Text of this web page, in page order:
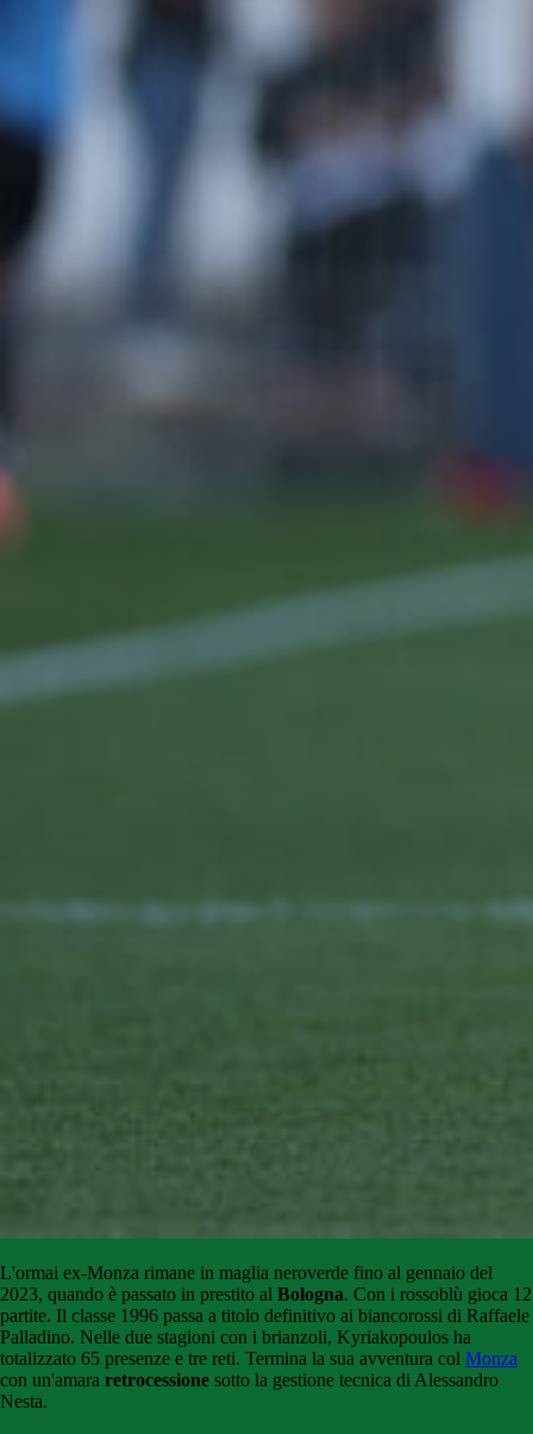
L'ormai ex-Monza rimane in maglia neroverde fino al gennaio del
2023, quando è passato in prestito al Bologna. Con i rossoblù gioca 12
partite. Il classe 1996 passa a titolo definitivo ai biancorossi di Raffaele
Palladino. Nelle due stagioni con i brianzoli, Kyriakopoulos ha
totalizzato 65 presenze e tre reti. Termina la sua avventura col Monza
con un'amara retrocessione sotto la gestione tecnica di Alessandro
Nesta.